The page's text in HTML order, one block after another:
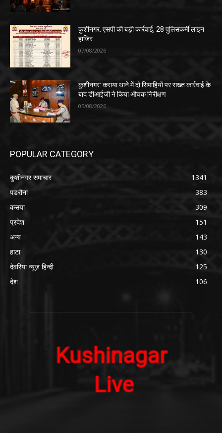
कुशीनगर: एसपी की बड़ी कार्रवाई, 28 पुलिसकर्मी लाइन
हाजिर
07/08/2026
कुशीनगर: कसया थाने में दो सिपाहियों पर सख्त कार्रवाई के
बाद डीआईजी ने किया औचक निरीक्षण
05/08/2026
POPULAR CATEGORY
कुशीनगर समाचार
1341
पडरौना
383
कसया
309
प्रदेश
151
अन्य
143
हाटा
130
देवरिया न्यूज़ हिन्दी
125
देश
106